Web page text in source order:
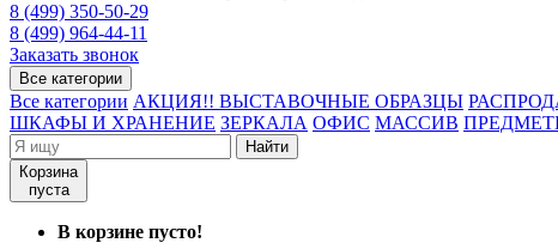
8 (499) 350-50-29
8 (499) 964-44-11
Заказать звонок
Все категории
Все категории АКЦИЯ!! ВЫСТАВОЧНЫЕ ОБРАЗЦЫ
ШКАФЫ И ХРАНЕНИЕ ЗЕРКАЛА ОФИС МАССИВ
Найти
Корзина
пуста
В корзине пусто!